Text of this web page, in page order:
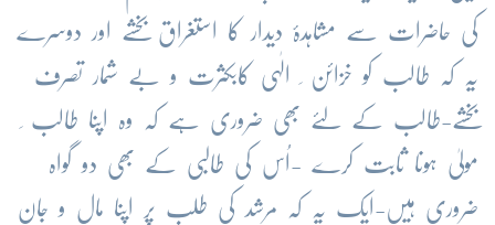
کی حاضرات سے مشاہدۂ دیدار کا استغراق بخشے اور دوسرے
یہ کہ طالب کو خزائن ِ الٰہی کابکثرت و بے شمار تصرف
بخشے-طالب کے لئے بھی ضروری ہے کہ وہ اپنا طالب ِ
مولیٰ ہونا ثابت کرے -اُس کی طالبی کے بھی دو گواہ
ضروری ہیں-ایک یہ کہ مرشد کی طلب پر اپنا مال و جان